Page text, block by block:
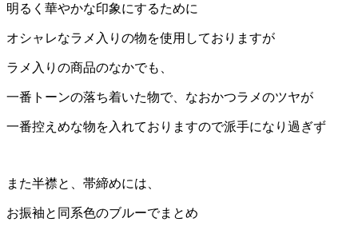
明るく華やかな印象にするために
オシャレなラメ入りの物を使用しておりますが
ラメ入りの商品のなかでも、
一番トーンの落ち着いた物で、なおかつラメのツヤが
一番控えめな物を入れておりますので派手になり過ぎず
また半襟と、帯締めには、
お振袖と同系色のブルーでまとめ